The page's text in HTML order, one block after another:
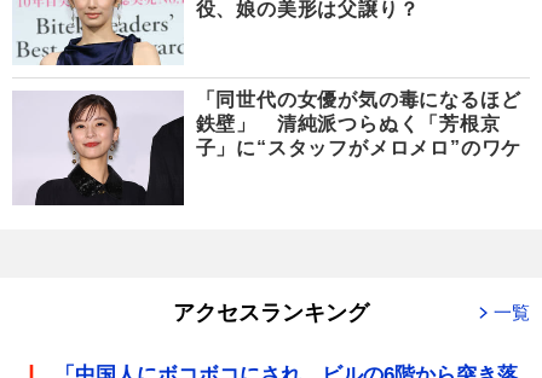
役、娘の美形は父譲り？
「同世代の女優が気の毒になるほど
鉄壁」 清純派つらぬく「芳根京
子」に“スタッフがメロメロ”のワケ
アクセスランキング 一覧